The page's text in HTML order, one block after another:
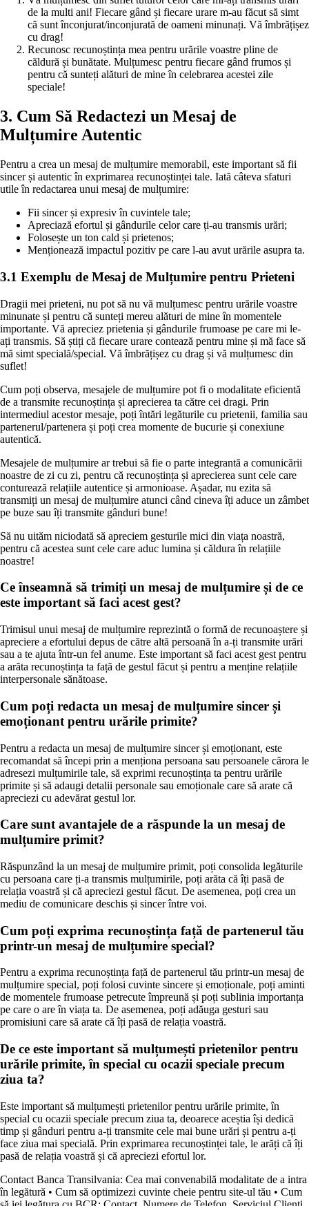
de la multi ani! Fiecare gând și fiecare urare m-au făcut să simt
că sunt înconjurat/inconjurată de oameni minunați. Vă îmbrățișez
cu drag!
Recunosc recunoștința mea pentru urările voastre pline de
căldură și bunătate. Mulțumesc pentru fiecare gând frumos și
pentru că sunteți alături de mine în celebrarea acestei zile
speciale!
3. Cum Să Redactezi un Mesaj de
Mulțumire Autentic
Pentru a crea un mesaj de mulțumire memorabil, este important să fii
sincer și autentic în exprimarea recunoștinței tale. Iată câteva sfaturi
utile în redactarea unui mesaj de mulțumire:
Fii sincer și expresiv în cuvintele tale;
Apreciază efortul și gândurile celor care ți-au transmis urări;
Folosește un ton cald și prietenos;
Menționează impactul pozitiv pe care l-au avut urările asupra ta.
3.1 Exemplu de Mesaj de Mulțumire pentru Prieteni
Dragii mei prieteni, nu pot să nu vă mulțumesc pentru urările voastre
minunate și pentru că sunteți mereu alături de mine în momentele
importante. Vă apreciez prietenia și gândurile frumoase pe care mi le-
ați transmis. Să știți că fiecare urare contează pentru mine și mă face să
mă simt specială/special. Vă îmbrățișez cu drag și vă mulțumesc din
suflet!
Cum poți observa, mesajele de mulțumire pot fi o modalitate eficientă
de a transmite recunoștința și aprecierea ta către cei dragi. Prin
intermediul acestor mesaje, poți întări legăturile cu prietenii, familia sau
partenerul/partenera și poți crea momente de bucurie și conexiune
autentică.
Mesajele de mulțumire ar trebui să fie o parte integrantă a comunicării
noastre de zi cu zi, pentru că recunoștința și aprecierea sunt cele care
conturează relațiile autentice și armonioase. Așadar, nu ezita să
transmiți un mesaj de mulțumire atunci când cineva îți aduce un zâmbet
pe buze sau îți transmite gânduri bune!
Să nu uităm niciodată să apreciem gesturile mici din viața noastră,
pentru că acestea sunt cele care aduc lumina și căldura în relațiile
noastre!
Ce înseamnă să trimiți un mesaj de mulțumire și de ce
este important să faci acest gest?
Trimisul unui mesaj de mulțumire reprezintă o formă de recunoaștere și
apreciere a efortului depus de către altă persoană în a-ți transmite urări
sau a te ajuta într-un fel anume. Este important să faci acest gest pentru
a arăta recunoștința ta față de gestul făcut și pentru a menține relațiile
interpersonale sănătoase.
Cum poți redacta un mesaj de mulțumire sincer și
emoționant pentru urările primite?
Pentru a redacta un mesaj de mulțumire sincer și emoționant, este
recomandat să începi prin a menționa persoana sau persoanele cărora le
adresezi mulțumirile tale, să exprimi recunoștința ta pentru urările
primite și să adaugi detalii personale sau emoționale care să arate că
apreciezi cu adevărat gestul lor.
Care sunt avantajele de a răspunde la un mesaj de
mulțumire primit?
Răspunzând la un mesaj de mulțumire primit, poți consolida legăturile
cu persoana care ți-a transmis mulțumirile, poți arăta că îți pasă de
relația voastră și că apreciezi gestul făcut. De asemenea, poți crea un
mediu de comunicare deschis și sincer între voi.
Cum poți exprima recunoștința față de partenerul tău
printr-un mesaj de mulțumire special?
Pentru a exprima recunoștința față de partenerul tău printr-un mesaj de
mulțumire special, poți folosi cuvinte sincere și emoționale, poți aminti
de momentele frumoase petrecute împreună și poți sublinia importanța
pe care o are în viața ta. De asemenea, poți adăuga gesturi sau
promisiuni care să arate că îți pasă de relația voastră.
De ce este important să mulțumești prietenilor pentru
urările primite, în special cu ocazii speciale precum
ziua ta?
Este important să mulțumești prietenilor pentru urările primite, în
special cu ocazii speciale precum ziua ta, deoarece aceștia își dedică
timp și gânduri pentru a-ți transmite cele mai bune urări și pentru a-ți
face ziua mai specială. Prin exprimarea recunoștinței tale, le arăți că îți
pasă de relația voastră și că apreciezi efortul lor.
Contact Banca Transilvania: Cea mai convenabilă modalitate de a intra
în legătură • Cum să optimizezi cuvinte cheie pentru site-ul tău • Cum